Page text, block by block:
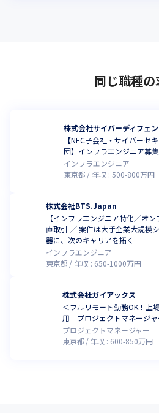
磨けるスキルも本人の意向次第で、い
セキュリティ人材育成プロジェクトを
2024年には約150名、2025年には約
出を計画していましたが、
しで大幅に上回り達成。
この資格取得数は国内でトップクラ
サイバーセキュリティエンジニアの輩
に特化したセキュリティエンジニアの
また、幅広い分野のセキュリティエ
「ネットワークスペシャリスト」「情
同じ職種
株式会社サイバーディフェ
【NEC子会社・サイバーセ
団】インフラエンジニア募集
インフラエンジニア
東京都
年収 : 500-800万円
株式会社BTS.Japan
【インフラエンジニア特化／オ
直取引 ／ 案件は大手企業大規模システム ／ オ
器に、次のキャリアを拓く
インフラエンジニア
東京都
年収 : 650-1000万円
株式会社ガイアックス
＜フルリモート勤務OK！上
用 プロジェクトマネージャ
プロジェクトマネージャー
東京都
年収 : 600-850万円